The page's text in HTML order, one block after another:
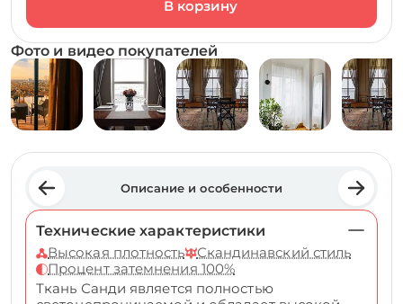
Фото и видео покупателей
Описание и особенности
Технические характеристики
Высокая плотность
Скандинавский стиль
Процент затемнения 100%
Ткань Санди является полностью